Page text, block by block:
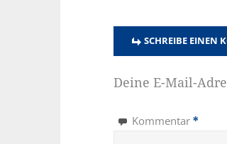
SCHREIBE EINEN
Deine E-Mail-
Kommentar *